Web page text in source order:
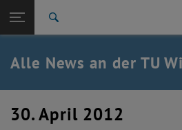
TU Login
Quicklinks
Quicklinks-Menü umschalten
Studium
Karriere
Zurück: Subseiten von TU Wien
Zurück zur letzten Ebene:
TU Wien Startseite
Alle News an der TU
30. April 2012